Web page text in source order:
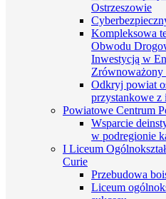
Ostrzeszowie
Kompleksowa
Obwodu
Inwestycją w
Zrównoważony
Odkryj powiat
przystankowe z
Powiatowe Centrum
Wsparcie
w podregionie
I Liceum
Curie
Przebudowa
Liceum